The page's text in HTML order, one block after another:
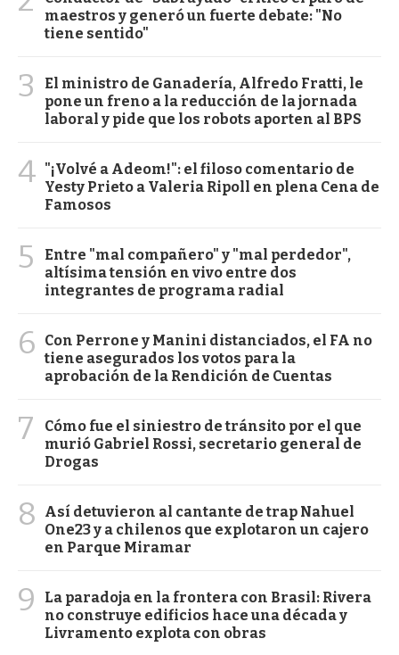
maestros y generó un fuerte debate: "No
tiene sentido"
3
El ministro de Ganadería, Alfredo Fratti, le
pone un freno a la reducción de la jornada
laboral y pide que los robots aporten al BPS
4 "¡Volvé a Adeom!": el filoso comentario de
Yesty Prieto a Valeria Ripoll en plena Cena de
Famosos
5
Entre "mal compañero" y "mal perdedor",
altísima tensión en vivo entre dos
integrantes de programa radial
6
Con Perrone y Manini distanciados, el FA no
tiene asegurados los votos para la
aprobación de la Rendición de Cuentas
7
Cómo fue el siniestro de tránsito por el que
murió Gabriel Rossi, secretario general de
Drogas
8
Así detuvieron al cantante de trap Nahuel
One23 y a chilenos que explotaron un cajero
en Parque Miramar
9
La paradoja en la frontera con Brasil: Rivera
no construye edificios hace una década y
Livramento explota con obras